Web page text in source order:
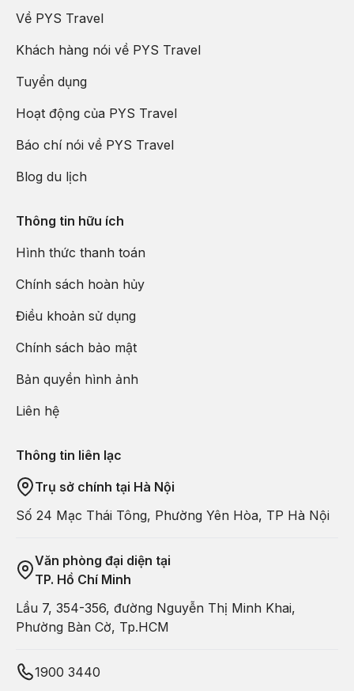
Về PYS Travel
Khách hàng nói về PYS Travel
Tuyển dụng
Hoạt động của PYS Travel
Báo chí nói về PYS Travel
Blog du lịch
Thông tin hữu ích
Hình thức thanh toán
Chính sách hoàn hủy
Điều khoản sử dụng
Chính sách bảo mật
Bản quyền hình ảnh
Liên hệ
Thông tin liên lạc
Trụ sở chính tại Hà Nội
Số 24 Mạc Thái Tông, Phường Yên Hòa, TP Hà Nội
Văn phòng đại diện tại
TP. Hồ Chí Minh
Lầu 7, 354-356, đường Nguyễn Thị Minh Khai,
Phường Bàn Cờ, Tp.HCM
1900 3440